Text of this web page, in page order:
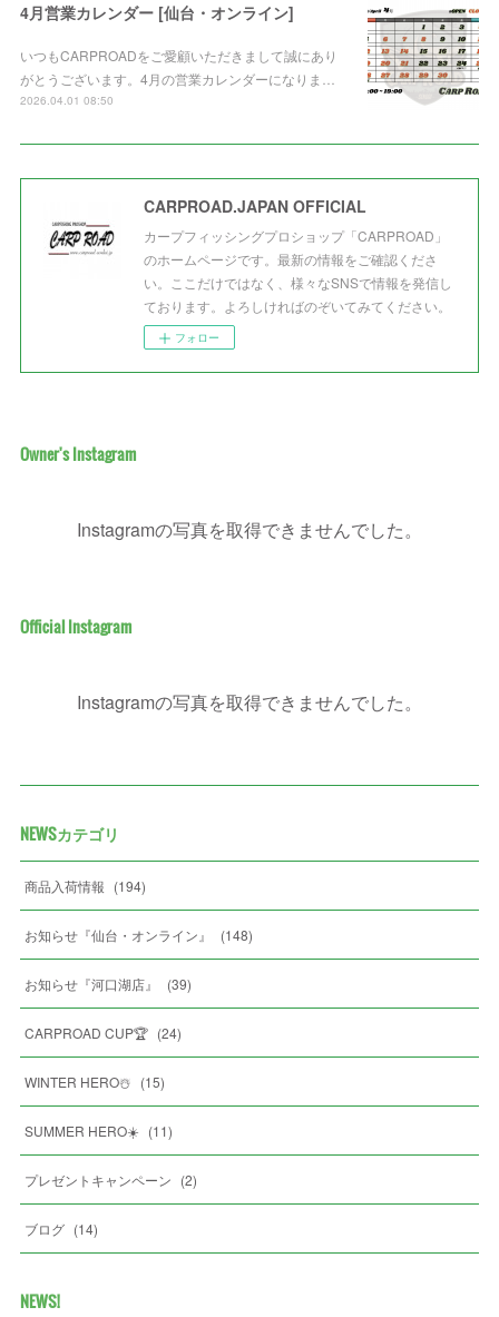
4月営業カレンダー [仙台・オンライン]
いつもCARPROADをご愛顧いただきまして誠にあり
がとうございます。4月の営業カレンダーになりま…
2026.04.01 08:50
CARPROAD.JAPAN OFFICIAL
カープフィッシングプロショップ「CARPROAD」
のホームページです。最新の情報をご確認くださ
い。ここだけではなく、様々なSNSで情報を発信し
ております。よろしければのぞいてみてください。
フォロー
Owner's Instagram
Instagramの写真を取得できませんでした。
Official Instagram
Instagramの写真を取得できませんでした。
NEWSカテゴリ
商品入荷情報 (194)
お知らせ『仙台・オンライン』 (148)
お知らせ『河口湖店』 (39)
CARPROAD CUP🏆 (24)
WINTER HERO☃️ (15)
SUMMER HERO☀️ (11)
プレゼントキャンペーン (2)
ブログ (14)
NEWS!